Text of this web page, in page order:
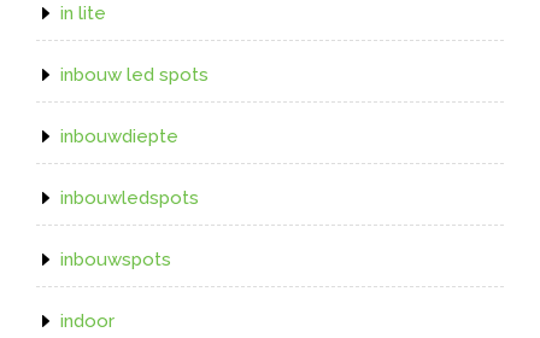
in lite
inbouw led spots
inbouwdiepte
inbouwledspots
inbouwspots
indoor